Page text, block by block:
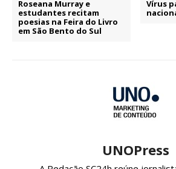
Roseana Murray e
estudantes recitam
poesias na Feira do Livro
em São Bento do Sul
Vírus
UNOPress